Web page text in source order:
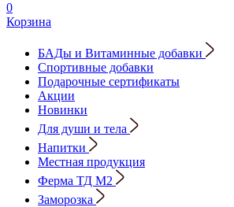
0
Корзина
БАДы и Витаминные добавки
Спортивные добавки
Подарочные сертификаты
Акции
Новинки
Для души и тела
Напитки
Местная продукция
Ферма ТД М2
Заморозка